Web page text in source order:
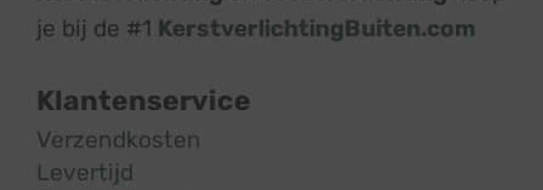
je bij de #1 KerstverlichtingBuiten.com
Klantenservice
Verzendkosten
Levertijd